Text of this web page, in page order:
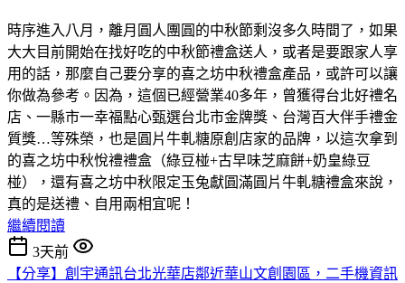
時序進入八月，離月圓人團圓的中秋節剩沒多久時間了，如果
大大目前開始在找好吃的中秋節禮盒送人，或者是要跟家人享
用的話，那麼自己要分享的喜之坊中秋禮盒產品，或許可以讓
你做為參考。因為，這個已經營業40多年，曾獲得台北好禮名
店、一縣市一幸福點心甄選台北市金牌獎、台灣百大伴手禮金
質獎…等殊榮，也是圓片牛軋糖原創店家的品牌，以這次拿到
的喜之坊中秋悅禮禮盒（綠豆椪+古早味芝麻餅+奶皇綠豆
椪），還有喜之坊中秋限定玉兔獻圓滿圓片牛軋糖禮盒來說，
真的是送禮、自用兩相宜呢！
繼續閱讀
3天前
【分享】創宇通訊台北光華店鄰近華山文創園區，二手機資訊